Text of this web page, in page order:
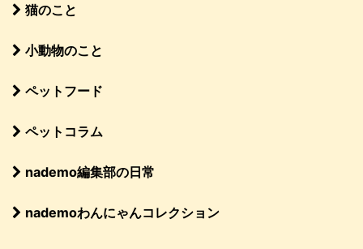
猫のこと
小動物のこと
ペットフード
ペットコラム
nademo編集部の日常
nademoわんにゃんコレクション